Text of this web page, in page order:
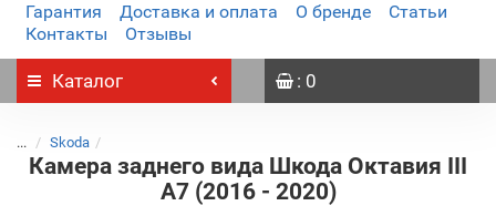
Гарантия Доставка и оплата О бренде
Статьи
Контакты
Отзывы
Каталог : 0
... Skoda
Камера заднего вида Шкода Октавия III
А7 (2016 - 2020)